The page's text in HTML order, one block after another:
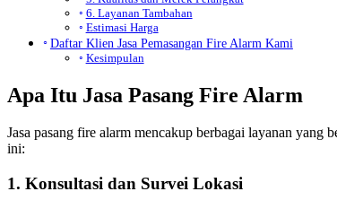
6. Layanan Tambahan
Estimasi Harga
Daftar Klien Jasa Pemasangan Fire Alarm Kami
Kesimpulan
Apa Itu Jasa Pasang Fire Alarm
Jasa pasang fire alarm mencakup berbagai layanan yang
ini:
1. Konsultasi dan Survei Lokasi